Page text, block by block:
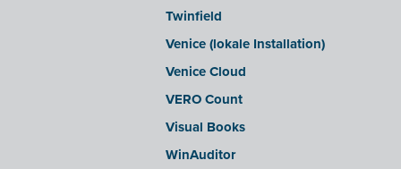
Twinfield
Venice (lokale Installation)
Venice Cloud
VERO Count
Visual Books
WinAuditor